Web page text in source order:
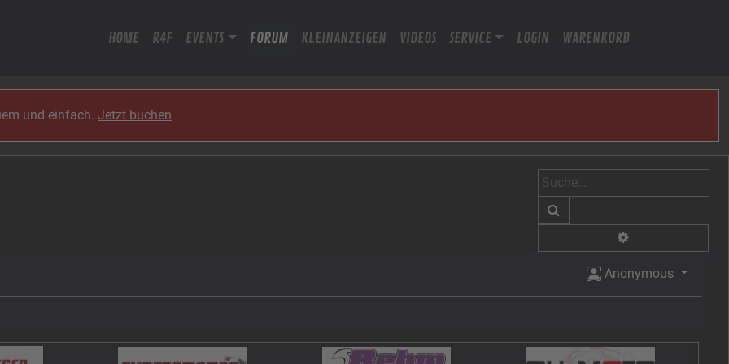
HOME R4F EVENTS FORUM KLEINANZEIGEN VIDEOS SERVICE LOGIN WARENKORB
und einfach.Jetzt buchen
Anonymous